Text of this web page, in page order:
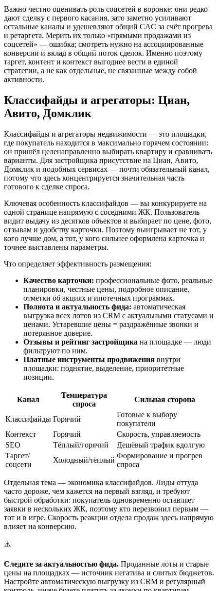
Важно честно оценивать роль соцсетей в воронке: они редко
дают сделку с первого касания, зато заметно усиливают
остальные каналы и удешевляют общий CAC за счёт прогрева
и ретаргета. Мерить их только «прямыми продажами из
соцсетей» — ошибка; смотреть нужно на ассоциированные
конверсии и вклад в общий поток сделок. Именно поэтому
таргет, контент и контекст выгоднее вести в единой
стратегии, а не как отдельные, не связанные между собой
активности.
Классифайды и агрегаторы: Циан,
Авито, Домклик
Классифайды и агрегаторы недвижимости — это площадки,
где покупатель находится в максимально горячем состоянии:
он пришёл целенаправленно выбирать квартиру и сравнивать
варианты. Для застройщика присутствие на Циан, Авито,
Домклик и подобных сервисах — почти обязательный канал,
потому что здесь концентрируется значительная часть
готового к сделке спроса.
Ключевая особенность классифайдов — вы конкурируете на
одной странице напрямую с соседними ЖК. Пользователь
видит выдачу из десятков объектов и выбирает по цене, фото,
отзывам и удобству карточки. Поэтому выигрывает не тот, у
кого лучше дом, а тот, у кого сильнее оформлена карточка и
точнее выставлены параметры.
Что определяет эффективность размещения:
Качество карточки: профессиональные фото, реальные
планировки, честные цены, подробное описание,
отметки об акциях и ипотечных программах.
Полнота и актуальность фида: автоматическая
выгрузка всех лотов из CRM с актуальными статусами и
ценами. Устаревшие цены = раздражённые звонки и
потерянное доверие.
Отзывы и рейтинг застройщика на площадке — люди
фильтруют по ним.
Платные инструменты продвижения внутри
площадки: поднятие, выделение, приоритетные
позиции.
Канал
Температура
спроса
Сильная сторона
Классифайды Горячий
Готовые к выбору
покупатели
Контекст
Горячий
Скорость, управляемость
SEO
Тёплый/горячий
Дешёвый трафик вдолгую
Таргет/
соцсети
Холодный/тёплый
Формирование и прогрев
спроса
Отдельная тема — экономика классифайдов. Лиды оттуда
часто дороже, чем кажется на первый взгляд, и требуют
быстрой обработки: покупатель одновременно оставляет
заявки в нескольких ЖК, поэтому кто перезвонил первым —
тот и в игре. Скорость реакции отдела продаж здесь напрямую
влияет на конверсию.
⚠️
Следите за актуальностью фида. Проданные лоты и старые
цены на площадках — источник негатива и слитых бюджетов.
Настройте автоматическую выгрузку из CRM и регулярный